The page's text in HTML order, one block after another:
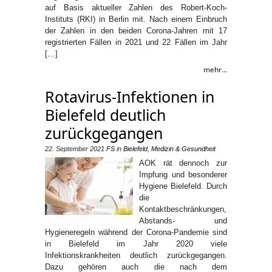
auf Basis aktueller Zahlen des Robert-Koch-
Instituts (RKI) in Berlin mit. Nach einem Einbruch
der Zahlen in den beiden Corona-Jahren mit 17
registrierten Fällen in 2021 und 22 Fällen im Jahr
[…]
mehr...
Rotavirus-Infektionen in
Bielefeld deutlich
zurückgegangen
22. September 2021 FS in Bielefeld, Medizin & Gesundheit
AOK rät dennoch zur
Impfung und besonderer
Hygiene Bielefeld. Durch
die
Kontaktbeschränkungen,
Abstands- und
Hygieneregeln während der Corona-Pandemie sind
in Bielefeld im Jahr 2020 viele
Infektionskrankheiten deutlich zurückgegangen.
Dazu gehören auch die nach dem